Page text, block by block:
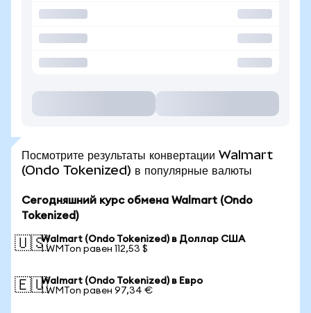
Посмотрите результаты конвертации Walmart
(Ondo Tokenized) в популярные валюты
Сегодняшний курс обмена Walmart (Ondo
Tokenized)
🇺🇸Walmart (Ondo Tokenized) в Доллар США
1 WMTon равен 112,53 $
🇪🇺Walmart (Ondo Tokenized) в Евро
1 WMTon равен 97,34 €